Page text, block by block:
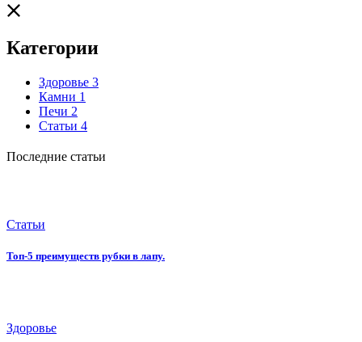
Категории
Здоровье 3
Камни 1
Печи 2
Статьи 4
Последние статьи
Статьи
Топ-5 преимуществ рубки в лапу.
Здоровье